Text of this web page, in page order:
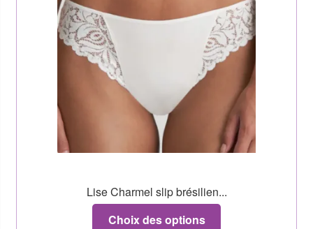
Lise Charmel slip brésilien...
Choix des options